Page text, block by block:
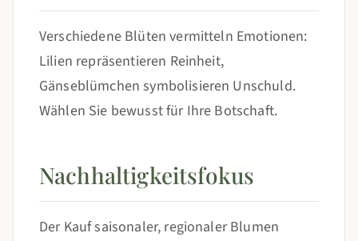
Verschiedene Blüten vermitteln Emotionen:
Lilien repräsentieren Reinheit,
Gänseblümchen symbolisieren Unschuld.
Wählen Sie bewusst für Ihre Botschaft.
Nachhaltigkeitsfokus
Der Kauf saisonaler, regionaler Blumen